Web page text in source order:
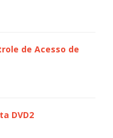
de Acesso de
DVD2